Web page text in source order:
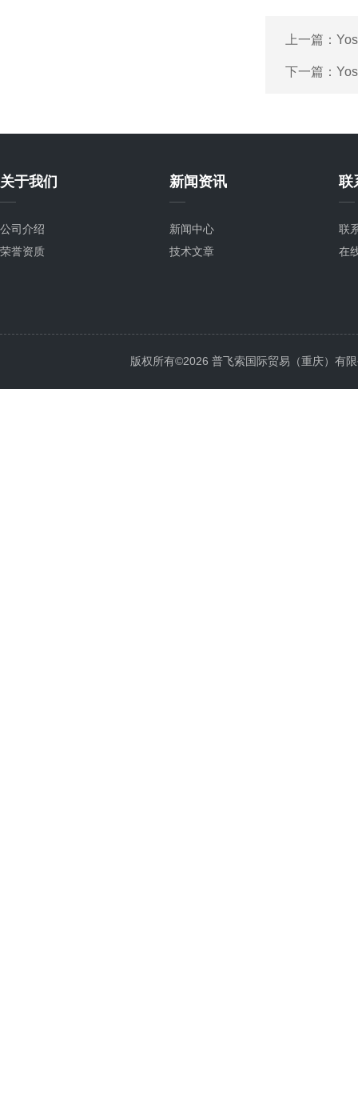
上一篇：
下一篇：
关于我们
公司介绍
荣誉资质
新闻资讯
新闻中心
技术文章
联
联
在
版权所有©2026 普飞索国际贸易（重庆）有